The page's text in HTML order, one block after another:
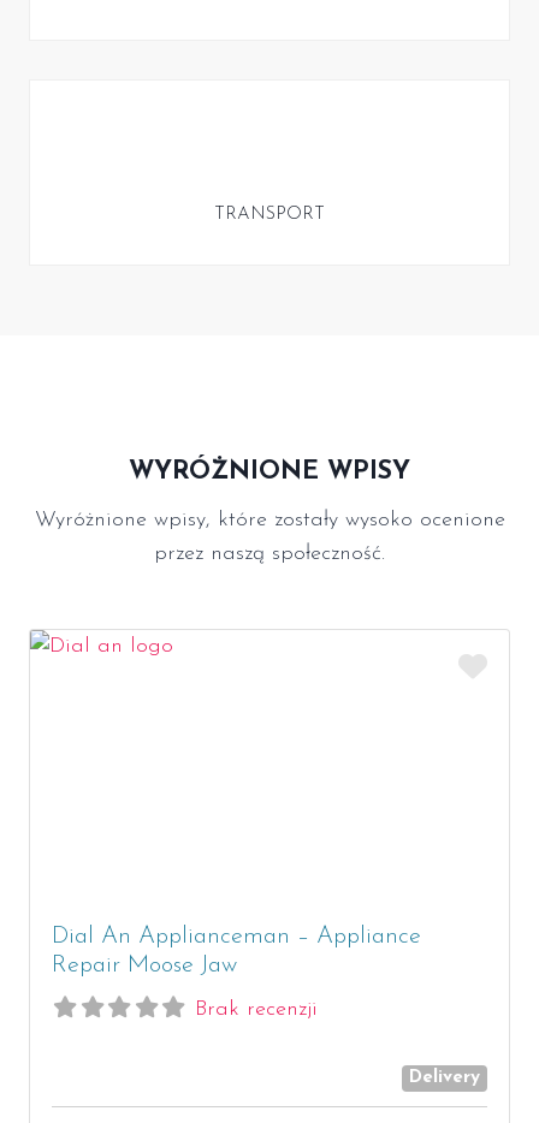
TRANSPORT
WYRÓŻNIONE WPISY
Wyróżnione wpisy, które zostały wysoko ocenione
przez naszą społeczność.
Dial An Applianceman – Appliance
Repair Moose Jaw
Brak recenzji
Delivery